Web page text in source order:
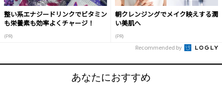
整い系エナジードリンクでビタミン
も栄養素も効率よくチャージ！
(PR)
朝クレンジングでメイク映えする潤
い美肌へ
(PR)
Recommended by
あなたにおすすめ